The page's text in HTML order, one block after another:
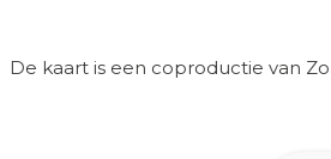
De kaart is een coproductie van